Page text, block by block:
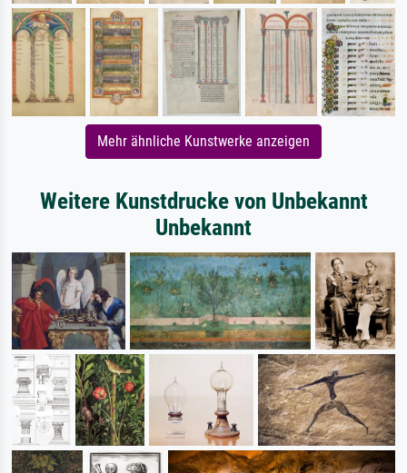
Mehr ähnliche Kunstwerke anzeigen
Weitere Kunstdrucke von Unbekannt
Unbekannt